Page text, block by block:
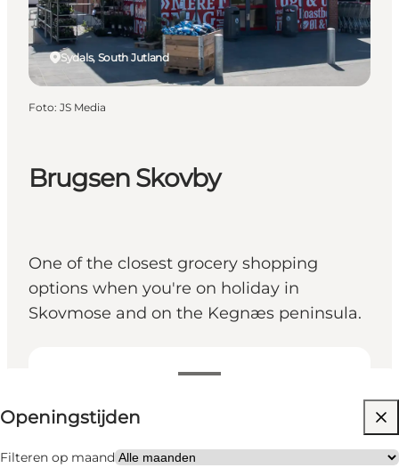
Brugsen Skovby
One of the closest grocery shopping
options when you're on holiday in
Skovmose and on the Kegnæs peninsula.
Openingstijden bekijken
Openingstijden
Filteren op maand
Website bezoeken
Friends, My partner, Myself
Sydals, South Jutland
Foto: JS Media